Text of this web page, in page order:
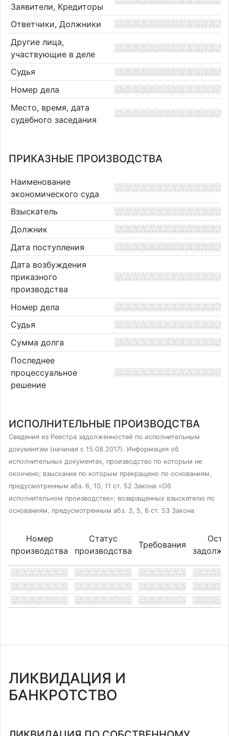
Заявители, Кредиторы
Ответчики, Должники
Другие лица,
участвующие в деле
Судья
Номер дела
Место, время, дата
судебного заседания
ПРИКАЗНЫЕ ПРОИЗВОДСТВА
Наименование
экономического суда
Взыскатель
Должник
Дата поступления
Дата возбуждения
приказного
производства
Номер дела
Судья
Сумма долга
Последнее
процессуальное
решение
ИСПОЛНИТЕЛЬНЫЕ ПРОИЗВОДСТВА
Сведения из Реестра задолженностей по исполнительным
документам (начиная с 15.08.2017). Информация об
исполнительных документах, производство по которым не
окончено; взыскание по которым прекращено по основаниям,
предусмотренным абз. 6, 10, 11 ст. 52 Закона «Об
исполнительном производстве»; возвращенных взыскателю по
основаниям, предусмотренным абз. 3, 5, 6 ст. 53 Закона
Номер
производства
Статус
производства
Требования
ЛИКВИДАЦИЯ И
БАНКРОТСТВО